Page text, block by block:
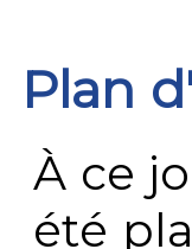
Plan
À ce
été